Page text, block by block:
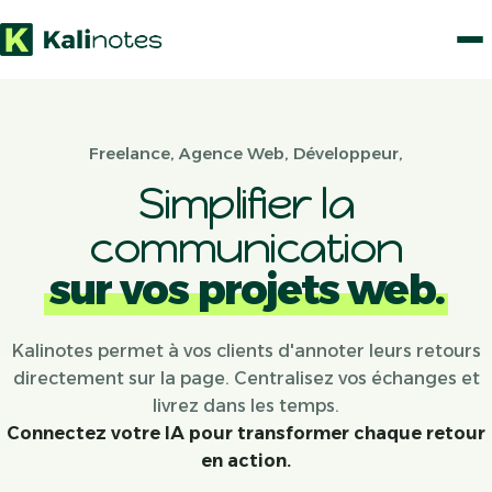
Freelance, Agence Web, Développeur,
Simplifier la
communication
sur vos projets web.
Kalinotes permet à vos clients d'annoter leurs retours
directement sur la page. Centralisez vos échanges et
livrez dans les temps.
Connectez votre IA pour transformer chaque retour
en action.